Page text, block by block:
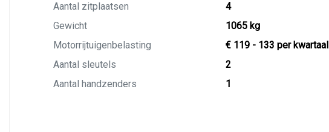
Aantal zitplaatsen
4
Gewicht
1065 kg
Motorrijtuigenbelasting
€ 119 - 133 per kwartaal
Aantal sleutels
2
Aantal handzenders
1